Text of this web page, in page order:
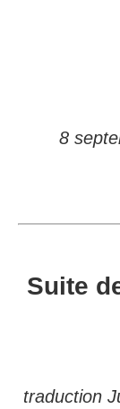
8
Suite
traduction